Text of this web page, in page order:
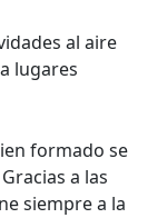
al aire
lugares
formado se
a las
siempre a la